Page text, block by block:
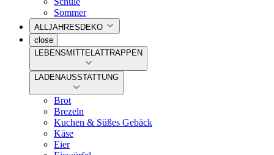
Sommer
ALLJAHRESDEKO
close
LEBENSMITTELATTRAPPEN
LADENAUSSTATTUNG
Brot
Brezeln
Kuchen & Süßes Gebäck
Käse
Eier